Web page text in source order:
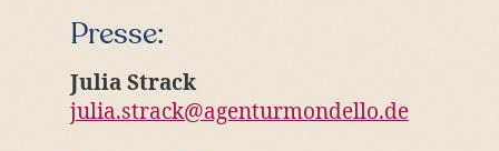
Presse:
Julia Strack
julia.strack@agenturmondello.de